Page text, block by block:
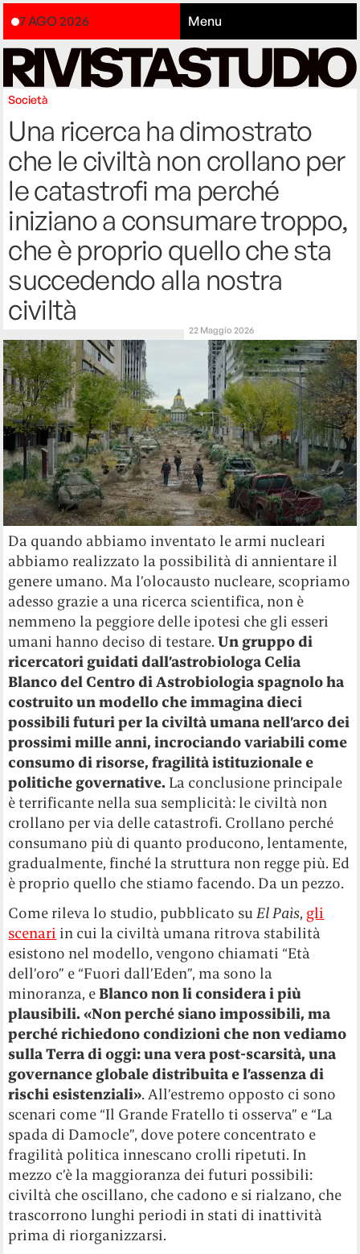
7 AGO 2026 Menu
Società
Una ricerca ha dimostrato
che le civiltà non crollano per
le catastrofi ma perché
iniziano a consumare troppo,
che è proprio quello che sta
succedendo alla nostra
civiltà
22 Maggio 2026
Da quando abbiamo inventato le armi nucleari
abbiamo realizzato la possibilità di annientare il
genere umano. Ma l’olocausto nucleare, scopriamo
adesso grazie a una ricerca scientifica, non è
nemmeno la peggiore delle ipotesi che gli esseri
umani hanno deciso di testare.Un gruppo di
ricercatori guidati dall’astrobiologa Celia
Blanco del Centro di Astrobiologia spagnolo ha
costruito un modello che immagina dieci
possibili futuri per la civiltà umana nell’arco dei
prossimi mille anni, incrociando variabili come
consumo di risorse, fragilità istituzionale e
politiche governative. La conclusione principale
è terrificante nella sua semplicità: le civiltà non
crollano per via delle catastrofi. Crollano perché
consumano più di quanto producono, lentamente,
gradualmente, finché la struttura non regge più. Ed
è proprio quello che stiamo facendo. Da un pezzo.
Come rileva lo studio, pubblicato suEl Paìs, gli
scenari in cui la civiltà umana ritrova stabilità
esistono nel modello, vengono chiamati “Età
dell’oro” e “Fuori dall’Eden”, ma sono la
minoranza, eBlanco non li considera i più
plausibili. «Non perché siano impossibili, ma
perché richiedono condizioni che non vediamo
sulla Terra di oggi: una vera post-scarsità, una
governance globale distribuita e l’assenza di
rischi esistenziali». All’estremo opposto ci sono
scenari come “Il Grande Fratello ti osserva” e “La
spada di Damocle”, dove potere concentrato e
fragilità politica innescano crolli ripetuti. In
mezzo c’è la maggioranza dei futuri possibili:
civiltà che oscillano, che cadono e si rialzano, che
trascorrono lunghi periodi in stati di inattività
prima di riorganizzarsi.